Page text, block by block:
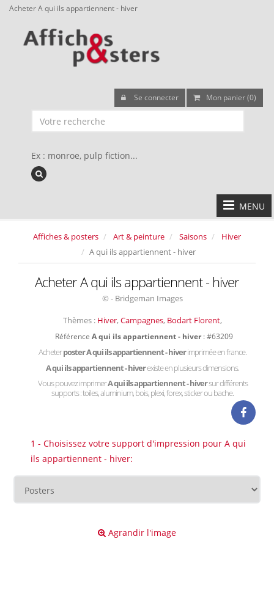
Acheter A qui ils appartiennent - hiver
Se connecter Mon panier (0)
Ex : monroe, pulp fiction...
MENU
Affiches & posters Art & peinture Saisons
Hiver
A qui ils appartiennent - hiver
Acheter A qui ils appartiennent - hiver
© - Bridgeman Images
Thèmes : Hiver, Campagnes, Bodart Florent,
Référence A qui ils appartiennent - hiver: #63209
Acheterposter A qui ils appartiennent - hiverimprimée en france.
A qui ils appartiennent - hiverexiste en plusieurs dimensions.
Vous pouvez imprimerA qui ils appartiennent - hiversur différents
supports : toiles, aluminium, bois, plexi, forex, sticker ou bache.
1 - Choisissez votre support d'impression pour A qui
ils appartiennent - hiver:
Agrandir l'image